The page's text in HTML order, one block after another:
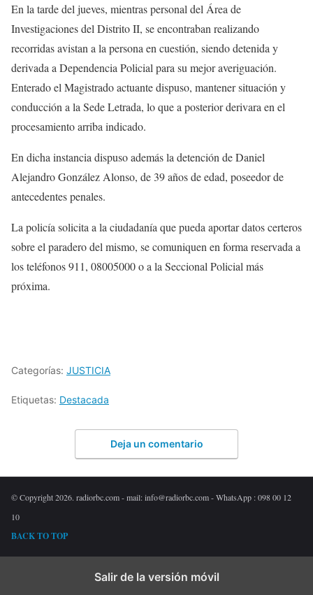
En la tarde del jueves, mientras personal del Área de
Investigaciones del Distrito II, se encontraban realizando
recorridas avistan a la persona en cuestión, siendo detenida y
derivada a Dependencia Policial para su mejor averiguación.
Enterado el Magistrado actuante dispuso, mantener situación y
conducción a la Sede Letrada, lo que a posterior derivara en el
procesamiento arriba indicado.
En dicha instancia dispuso además la detención de Daniel
Alejandro González Alonso, de 39 años de edad, poseedor de
antecedentes penales.
La policía solicita a la ciudadanía que pueda aportar datos certeros
sobre el paradero del mismo, se comuniquen en forma reservada a
los teléfonos 911, 08005000 o a la Seccional Policial más
próxima.
Categorías: JUSTICIA
Etiquetas: Destacada
Deja un comentario
© Copyright 2026. radiorbc.com - mail: info@radiorbc.com - WhatsApp : 098 00 12
10
BACK TO TOP
Salir de la versión móvil